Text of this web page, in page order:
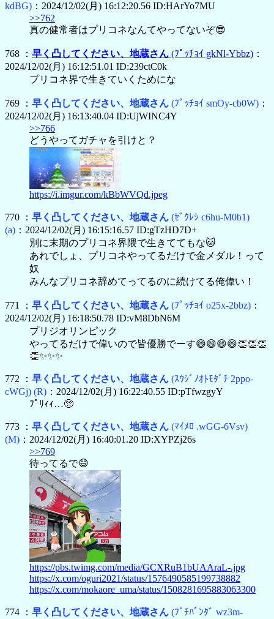
kdBG) ：2024/12/02(月) 16:12:20.56 ID:HArYo7MU
>>762
真の健常者はプリコネなんてやってないぞ😎
768 ： 早く凸してください、地蔵さん (ﾌﾟｯﾁｮｲ gkNl-Ybbz) ：
2024/12/02(月) 16:12:51.01 ID:239ctC0k
プリコネ界で生きていくためにな
769 ： 早く凸してください、地蔵さん (ﾌﾟｯﾁｮｲ smOy-cb0W) ：
2024/12/02(月) 16:13:40.04 ID:UjWINC4Y
>>766
どうやってガチャを引けと？
https://i.imgur.com/kBbWVQd.jpeg
770 ： 早く凸してください、地蔵さん (ｾﾞｸﾚｼ c6hu-M0b1)
(a) ：2024/12/02(月) 16:15:16.57 ID:gTzHD7D+
別に末期のプリコネ界隈で生きててもな🐱
あれでしょ、プリコネやってるだけで金メダル！って
奴
みんなプリコネ辞めてってるのに続けてる俺偉い！
771 ： 早く凸してください、地蔵さん (ﾌﾟｯﾁｮｲ o25x-2bbz) ：
2024/12/02(月) 16:18:50.78 ID:vM8DbN6M
プリジオリンピック
やってるだけで偉いので皆優勝でーす😄😄😄😄👏👏👏
👏✨✨✨
772 ： 早く凸してください、地蔵さん (ｽｳｼﾞﾉｵﾄﾓﾀﾞﾁ 2ppo-
cWGj) (R) ：2024/12/02(月) 16:22:40.55 ID:pTfwzgyY
ﾌﾟﾘｨｨ…🥺
773 ： 早く凸してください、地蔵さん (ﾏｲﾒﾛ .wGG-6Vsv)
(M) ：2024/12/02(月) 16:40:01.20 ID:XYPZj26s
>>769
待ってるで😄
https://pbs.twimg.com/media/GCXRuB1bUAAraL-.jpg
https://x.com/oguri2021/status/1576490585199738882
https://x.com/mokaore_uma/status/1508281695883063300
774 ： 早く凸してください、地蔵さん (ﾌﾞﾁﾊﾟﾝﾀﾞ wz3m-